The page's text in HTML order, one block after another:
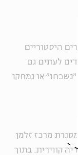
היסטוריים
לעתים גם
או נמחקו
מרכז זלמן
קווירית. בתוך